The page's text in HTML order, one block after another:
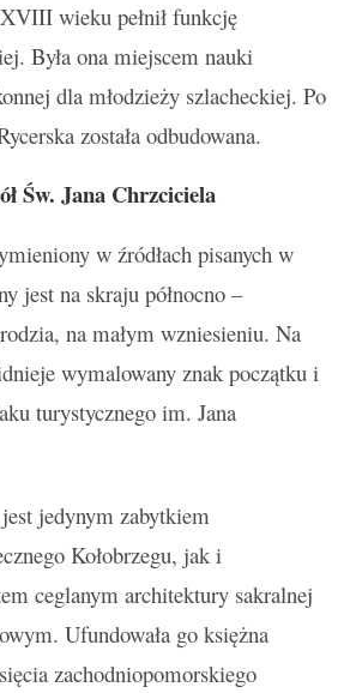
wieku pełnił funkcję
Była ona miejscem nauki
dla młodzieży szlacheckiej. Po
została odbudowana.
Św. Jana Chrzciciela
w źródłach pisanych w
jest na skraju północno –
na małym wzniesieniu. Na
wymalowany znak początku i
turystycznego im. Jana
jedynym zabytkiem
Kołobrzegu, jak i
ceglanym architektury sakralnej
Ufundowała go księżna
zachodniopomorskiego